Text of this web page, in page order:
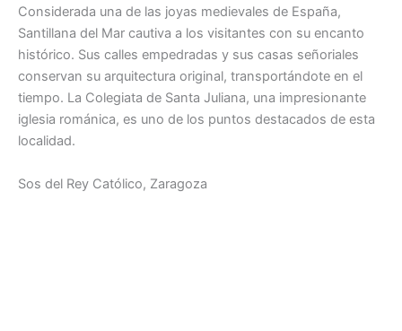
Considerada una de las joyas medievales de España,
Santillana del Mar cautiva a los visitantes con su encanto
histórico. Sus calles empedradas y sus casas señoriales
conservan su arquitectura original, transportándote en el
tiempo. La Colegiata de Santa Juliana, una impresionante
iglesia románica, es uno de los puntos destacados de esta
localidad.
Sos del Rey Católico, Zaragoza